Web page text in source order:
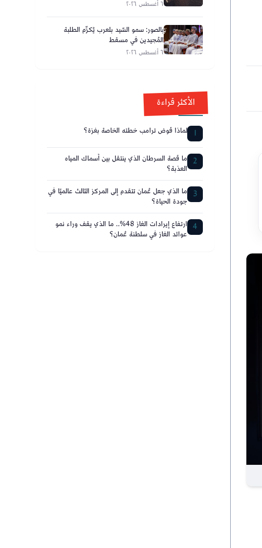
٦ أغسطس ٢٠٢٦
بالصور: سمو السّيد بلعرب يُكرِّم الطلبة
المُجيدين في مسقط
٦ أغسطس ٢٠٢٦
الأكثر قراءة
1 لماذا قوض ترامب خطته الخاصة بغزة؟
2 ما قصة السرطان الذي ينتقل بين أسماك المياه
العذبة؟
3 ما الذي جعل عُمان تتقدم إلى المركز الثالث عالميًا في
جودة الحياة؟
4 ارتفاع إيرادات الغاز 48%.. ما الذي يقف وراء نمو
عوائد الغاز في سلطنة عُمان؟